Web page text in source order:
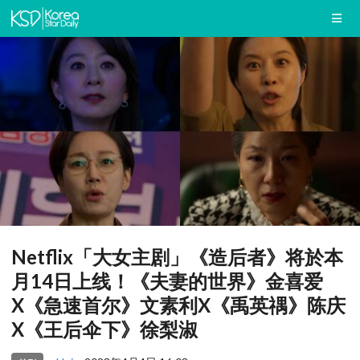
Netflix「大女主剧」《造后者》将於本
月14日上线！《夫妻的世界》金喜爱
X《急速首尔》文素利X《禹英禑》陈庆
X《王后伞下》徐梨淑